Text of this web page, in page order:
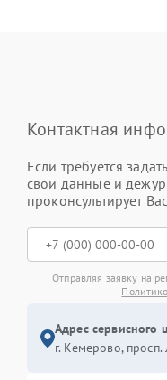
Контактная
Если требуется
свои данные и
проконсультирует
Отправляя заявку на
Адрес сервисного
г. Кемерово,